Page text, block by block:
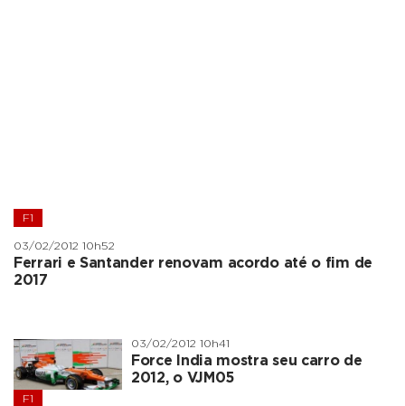
F1
03/02/2012 10h52
Ferrari e Santander renovam acordo até o fim de
2017
F1
03/02/2012 10h41
Force India mostra seu carro de
2012, o VJM05